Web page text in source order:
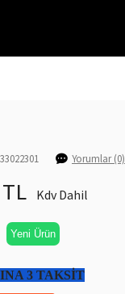
Yorumlar (0)
Kdv Dahil
Yeni Ürün
3 TAKSİT